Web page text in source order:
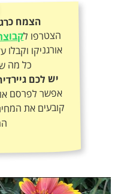
הצמח
הצטרפו ל
כל מה
יש לכם
אפשר לפרסם
קובעים את